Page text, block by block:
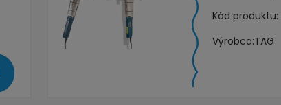
Kód produktu:
Výrobca:TAG